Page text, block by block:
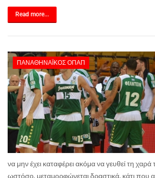
Read more...
ΠΑΝΑΘΗΝΑΪΚΌΣ ΟΠΑΠ
να μην έχει καταφέρει ακόμα να γευθεί τη
ωστόσο, μεταμορφώνεται δραστικά, κάτι που